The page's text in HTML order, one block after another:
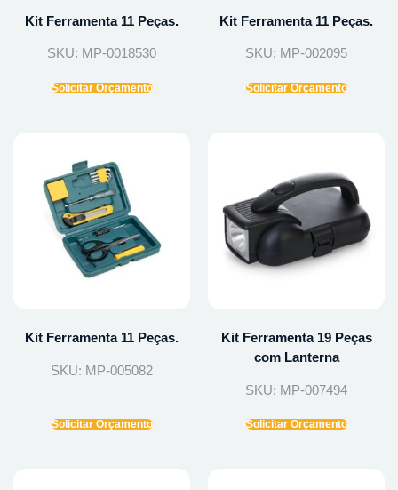
Kit Ferramenta 11 Peças.
SKU: MP-0018530
Solicitar Orçamento
Kit Ferramenta 11 Peças.
SKU: MP-002095
Solicitar Orçamento
Kit Ferramenta 11 Peças.
SKU: MP-005082
Solicitar Orçamento
Kit Ferramenta 19 Peças
com Lanterna
SKU: MP-007494
Solicitar Orçamento